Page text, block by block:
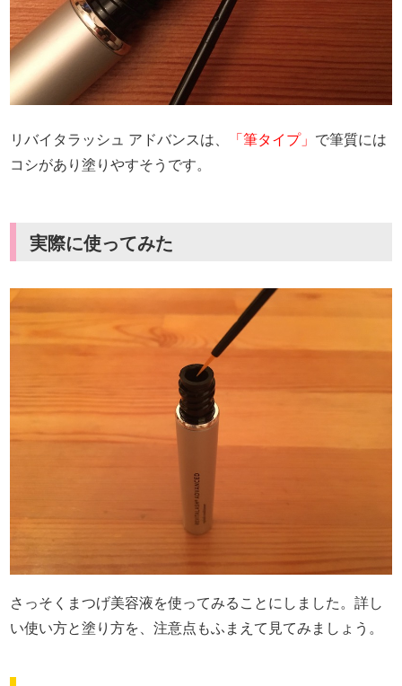
リバイタラッシュ アドバンスは、 「筆タイプ」 で筆質には
コシがあり塗りやすそうです。
実際に使ってみた
さっそくまつげ美容液を使ってみることにしました。詳し
い使い方と塗り方を、注意点もふまえて見てみましょう。